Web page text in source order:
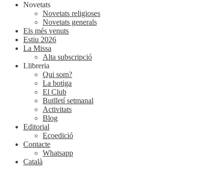
Novetats
Novetats religioses
Novetats generals
Els més venuts
Estiu 2026
La Missa
Alta subscripció
Llibreria
Qui som?
La botiga
El Club
Butlletí setmanal
Activitats
Blog
Editorial
Ecoedició
Contacte
Whatsapp
Català